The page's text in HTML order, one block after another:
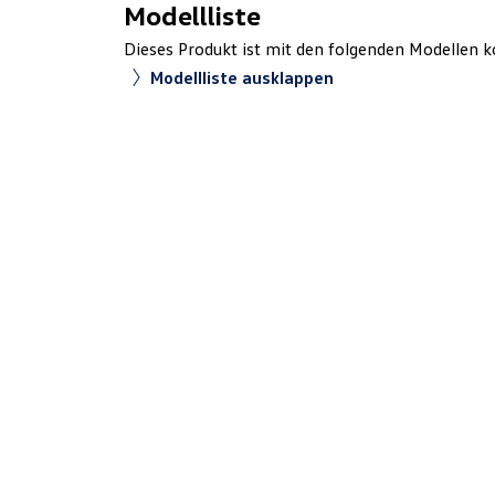
Modellliste
Dieses Produkt ist mit den folgenden Modellen
Modellliste ausklappen